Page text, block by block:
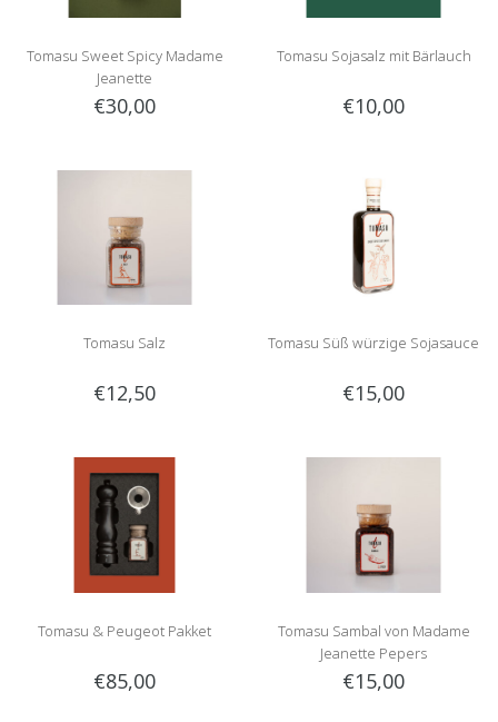
Tomasu Sweet Spicy Madame
Jeanette
€30,00
Tomasu Sojasalz mit Bärlauch
€10,00
Tomasu Salz
€12,50
Tomasu Süß würzige Sojasauce
€15,00
Tomasu & Peugeot Pakket
€85,00
Tomasu Sambal von Madame
Jeanette Pepers
€15,00